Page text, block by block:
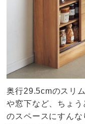
奥行29.5cmのスリ
や窓下など、ちょ
のスペースにすん